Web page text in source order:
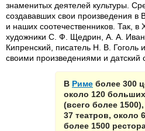
знаменитых деятелей культуры.
создававших свои произведения
и наших соотечественников. Так, в
художники С. Ф. Щедрин, А. А.
Кипренский, писатель Н. В. Гоголь
своими произведениями и датский
В Риме более 300
около 120
(всего более
37 театров, около
более 1500